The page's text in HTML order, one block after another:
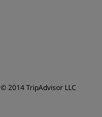
© 2014 TripAdvisor LLC